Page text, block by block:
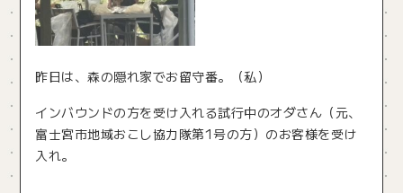
昨日は、森の隠れ家でお留守番。（私）
インバウンドの方を受け入れる試行中のオダさん（元、
富士宮市地域おこし協力隊第1号の方）のお客様を受け
入れ。